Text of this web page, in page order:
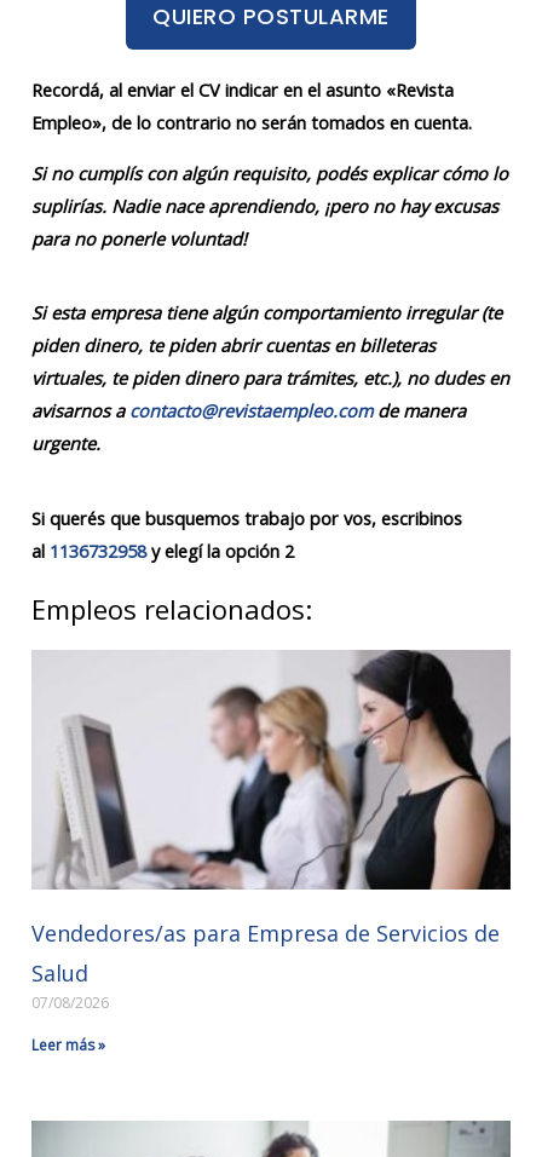
QUIERO POSTULARME
Recordá, al enviar el CV indicar en el asunto «Revista
Empleo», de lo contrario no serán tomados en cuenta.
Si no cumplís con algún requisito, podés explicar cómo lo
suplirías. Nadie nace aprendiendo, ¡pero no hay excusas
para no ponerle voluntad!
Si esta empresa tiene algún comportamiento irregular (te
piden dinero, te piden abrir cuentas en billeteras
virtuales, te piden dinero para trámites, etc.), no dudes en
avisarnos a contacto@revistaempleo.comde manera
urgente.
Si querés que busquemos trabajo por vos, escribinos
al 1136732958y elegí la opción 2
Empleos relacionados:
Vendedores/as para Empresa de Servicios de
Salud
07/08/2026
Leer más »